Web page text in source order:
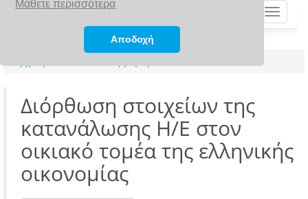
Μάθετε περισσότερα
Αποδοχή
Toggle
Διόρθωση στοιχείων της
κατανάλωσης Η/Ε στον
οικιακό τομέα της ελληνικής
οικονομίας